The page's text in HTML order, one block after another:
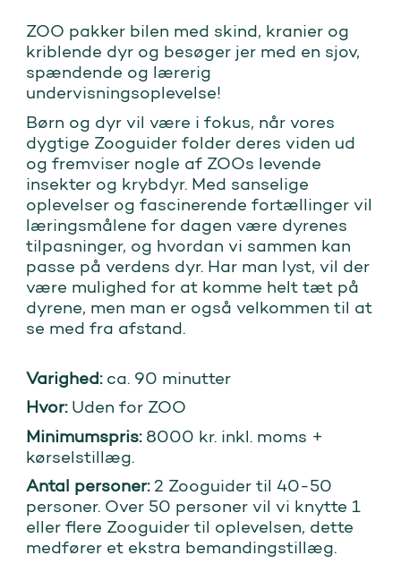
ZOO pakker bilen med skind, kranier og
kriblende dyr og besøger jer med en sjov,
spændende og lærerig
undervisningsoplevelse!
Børn og dyr vil være i fokus, når vores
dygtige Zooguider folder deres viden ud
og fremviser nogle af ZOOs levende
insekter og krybdyr. Med sanselige
oplevelser og fascinerende fortællinger vil
læringsmålene for dagen være dyrenes
tilpasninger, og hvordan vi sammen kan
passe på verdens dyr. Har man lyst, vil der
være mulighed for at komme helt tæt på
dyrene, men man er også velkommen til at
se med fra afstand.
Varighed:ca. 90 minutter
Hvor:Uden for ZOO
Minimumspris:8000 kr. inkl. moms +
kørselstillæg.
Antal personer:2 Zooguider til 40-50
personer. Over 50 personer vil vi knytte 1
eller flere Zooguider til oplevelsen, dette
medfører et ekstra bemandingstillæg.